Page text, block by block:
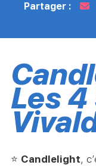
Partager :
Les 4
⭐ Candlelight,